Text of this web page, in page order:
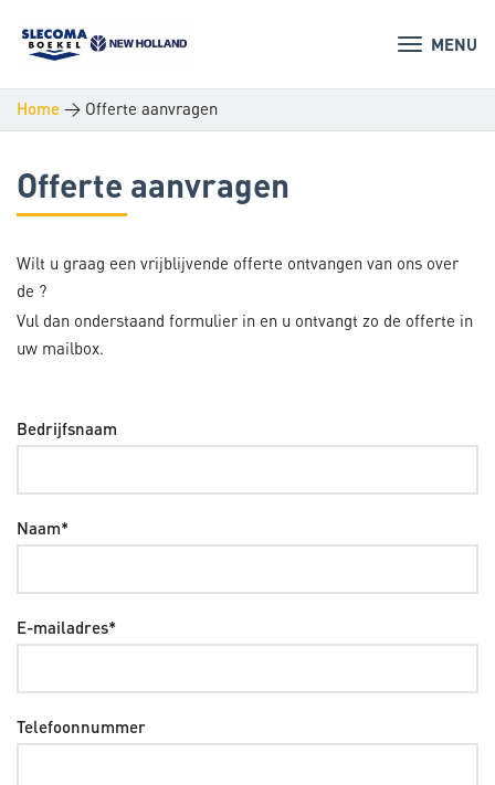
MENU
Home > Offerte aanvragen
Offerte aanvragen
Wilt u graag een vrijblijvende offerte ontvangen van ons over
de ?
Vul dan onderstaand formulier in en u ontvangt zo de offerte in
uw mailbox.
Bedrijfsnaam
Naam*
E-mailadres*
Telefoonnummer